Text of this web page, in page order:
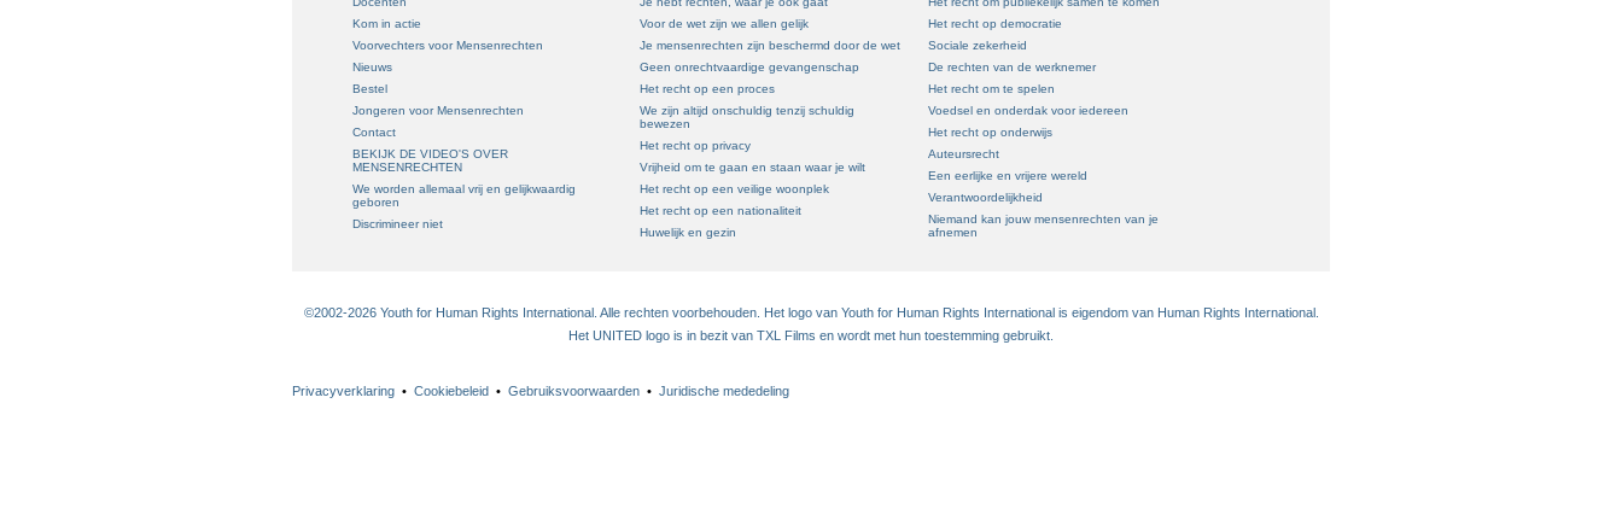
Kom in actie
Voorvechters voor Mensenrechten
Nieuws
Bestel
Jongeren voor Mensenrechten
Contact
BEKIJK DE VIDEO'S OVER
MENSENRECHTEN
We worden allemaal vrij en gelijkwaardig
geboren
Discrimineer niet
Voor de wet zijn we allen gelijk
Je mensenrechten zijn beschermd door de wet
Geen onrechtvaardige gevangenschap
Het recht op een proces
We zijn altijd onschuldig tenzij schuldig
bewezen
Het recht op privacy
Vrijheid om te gaan en staan waar je wilt
Het recht op een veilige woonplek
Het recht op een nationaliteit
Huwelijk en gezin
Het recht op democratie
Sociale zekerheid
De rechten van de werknemer
Het recht om te spelen
Voedsel en onderdak voor iedereen
Het recht op onderwijs
Auteursrecht
Een eerlijke en vrijere wereld
Verantwoordelijkheid
Niemand kan jouw mensenrechten van je
afnemen
©2002-2026 Youth for Human Rights International. Alle rechten voorbehouden. Het logo van Youth for Human Rights International is eigendom van Human Rights International.
Het UNITED logo is in bezit van TXL Films en wordt met hun toestemming gebruikt.
Privacyverklaring • Cookiebeleid • Gebruiksvoorwaarden • Juridische mededeling